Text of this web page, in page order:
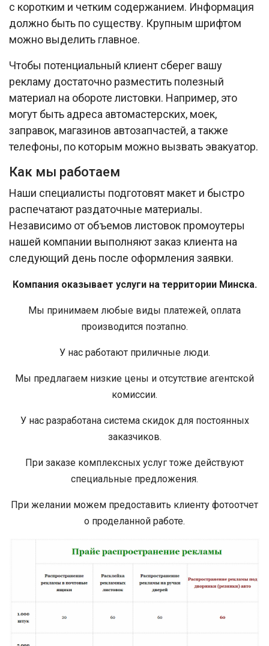
с коротким и четким содержанием. Информация
должно быть по существу. Крупным шрифтом
можно выделить главное.
Чтобы потенциальный клиент сберег вашу
рекламу достаточно разместить полезный
материал на обороте листовки. Например, это
могут быть адреса автомастерских, моек,
заправок, магазинов автозапчастей, а также
телефоны, по которым можно вызвать эвакуатор.
Как мы работаем
Наши специалисты подготовят макет и быстро
распечатают раздаточные материалы.
Независимо от объемов листовок промоутеры
нашей компании выполняют заказ клиента на
следующий день после оформления заявки.
Компания оказывает услуги на территории Минска.
Мы принимаем любые виды платежей, оплата
производится поэтапно.
У нас работают приличные люди.
Мы предлагаем низкие цены и отсутствие агентской
комиссии.
У нас разработана система скидок для постоянных
заказчиков.
При заказе комплексных услуг тоже действуют
специальные предложения.
При желании можем предоставить клиенту фотоотчет
о проделанной работе.